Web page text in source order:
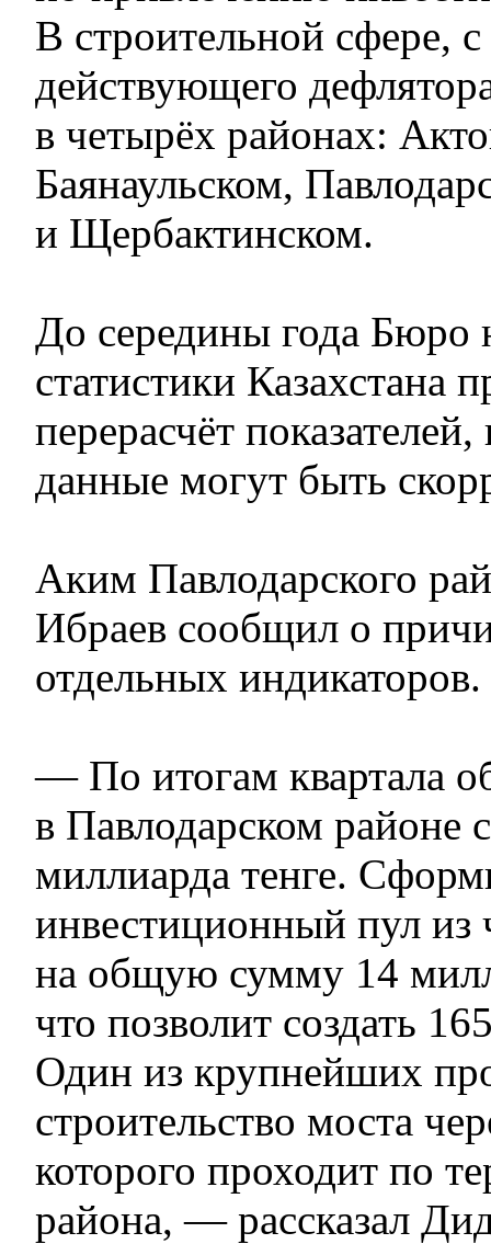
В строительной сфере,
действующего
в четырёх районах:
Баянаульском,
и Щербактинском.
До середины года Бюро
статистики Казахстана
перерасчёт
данные могут быть
Аким Павлодарского
Ибраев сообщил о
отдельных индикаторов.
— По итогам квартала
в Павлодарском районе
миллиарда тенге.
инвестиционный пул из
на общую сумму 14
что позволит создать
Один из крупнейших
строительство моста
которого проходит по
района, — рассказал